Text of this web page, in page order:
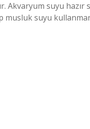
Akvaryum suyu hazır
suyu